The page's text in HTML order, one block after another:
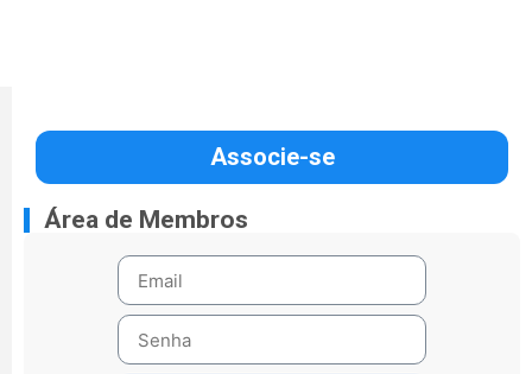
Associe-se
Área de Membros